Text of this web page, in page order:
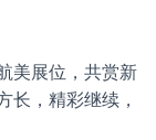
美展位，共赏新
长，精彩继续，